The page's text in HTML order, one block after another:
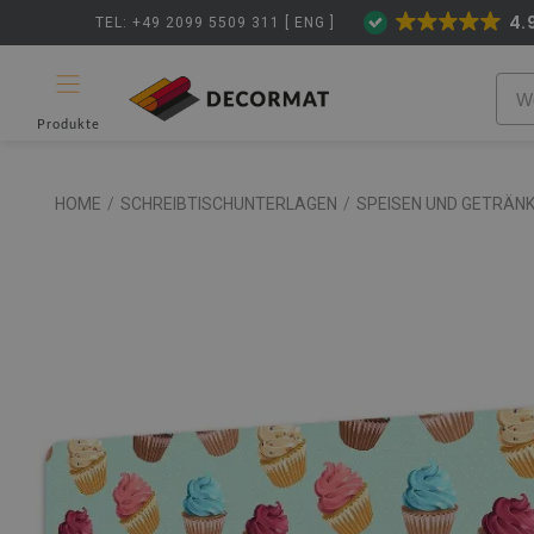
TEL: +49 2099 5509 311 [ ENG ]
Produkte
HOME / SCHREIBTISCHUNTERLAGEN / SPEISEN UND